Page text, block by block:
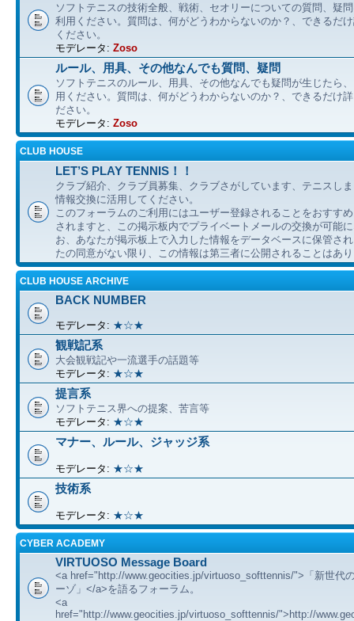
ソフトテニスの技術全般、戦術、セオリーについての質問、疑
利用ください。質問は、何がどうわからないのか？、できるだ
ください。
モデレータ: Zoso
ルール、用具、その他なんでも質問、疑問
ソフトテニスのルール、用具、その他なんでも疑問が生じたら
用ください。質問は、何がどうわからないのか？、できるだけ
ださい。
モデレータ: Zoso
CLUB HOUSE
LET’S PLAY TENNIS！！
クラブ紹介、クラブ員募集、クラブさがしています、テニスし
情報交換に活用してください。
このフォーラムのご利用にはユーザー登録されることをおすす
されますと、この掲示板内でプライベートメールの交換が可能
お、あなたが掲示板上で入力した情報をデータベースに保管さ
たの同意がない限り、この情報は第三者に公開されることはあ
CLUB HOUSE ARCHIVE
BACK NUMBER
モデレータ: ★☆★
観戦記系
大会観戦記や一流選手の話題等
モデレータ: ★☆★
提言系
ソフトテニス界への提案、苦言等
モデレータ: ★☆★
マナー、ルール、ジャッジ系
モデレータ: ★☆★
技術系
モデレータ: ★☆★
CYBER ACADEMY
VIRTUOSO Message Board
<a href="http://www.geocities.jp/virtuoso_softtennis/">「新世代
ーゾ」</a>を語るフォーラム。
<a
href="http://www.geocities.jp/virtuoso_softtennis/">http://